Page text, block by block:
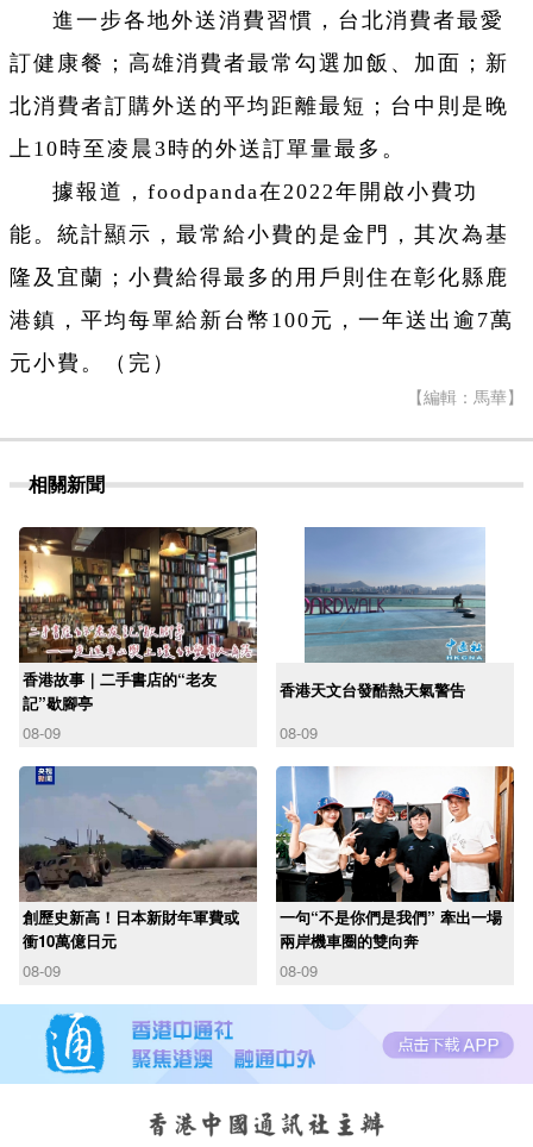
進一步各地外送消費習慣，台北消費者最愛
訂健康餐；高雄消費者最常勾選加飯、加面；新
北消費者訂購外送的平均距離最短；台中則是晚
上10時至凌晨3時的外送訂單量最多。
據報道，foodpanda在2022年開啟小費功
能。統計顯示，最常給小費的是金門，其次為基
隆及宜蘭；小費給得最多的用戶則住在彰化縣鹿
港鎮，平均每單給新台幣100元，一年送出逾7萬
元小費。（完）
【編輯：馬華】
相關新聞
香港故事｜二手書店的“老友
記”歇腳亭
08-09
香港天文台發酷熱天氣警告
08-09
創歷史新高！日本新財年軍費或
衝10萬億日元
08-09
一句“不是你們是我們” 牽出一場
兩岸機車圈的雙向奔
08-09